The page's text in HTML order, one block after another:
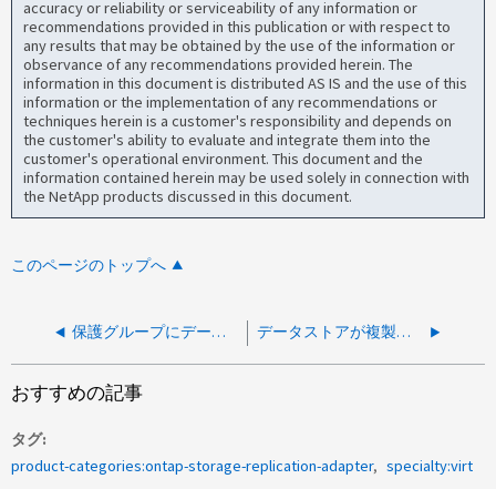
accuracy or reliability or serviceability of any information or
recommendations provided in this publication or with respect to
any results that may be obtained by the use of the information or
observance of any recommendations provided herein. The
information in this document is distributed AS IS and the use of this
information or the implementation of any recommendations or
techniques herein is a customer's responsibility and depends on
the customer's ability to evaluate and integrate them into the
customer's operational environment. This document and the
information contained herein may be used solely in connection with
the NetApp products discussed in this document.
このページのトップへ
保護グループにデータストアのステータスが「Not Replicated」と表示されます データストアが複製されていないか、保護グループに含まれていないため、SRM保護グループレポートでファイルのロケータを作成できません
おすすめの記事
タグ
product-categories:ontap-storage-replication-adapter
specialty:virt